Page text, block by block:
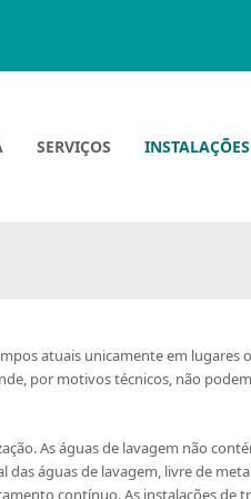
SERVIÇOS INSTALAÇÕES
atuais unicamente em lugares
por motivos técnicos, não
As águas de lavagem não
das águas de lavagem, livre de